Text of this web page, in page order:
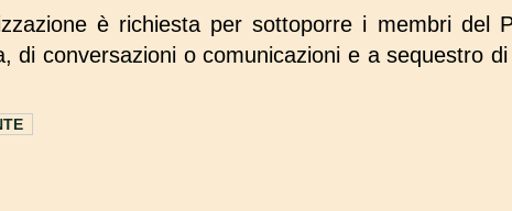
è richiesta per sottoporre i membri del
di conversazioni o comunicazioni e a sequestro di